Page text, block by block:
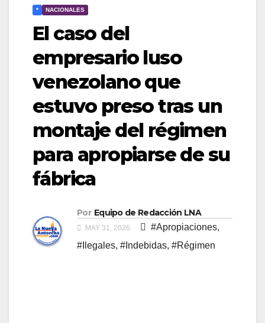
* NACIONALES
El caso del
empresario luso
venezolano que
estuvo preso tras un
montaje del régimen
para apropiarse de su
fábrica
Por Equipo de Redacción LNA
MAY 31, 2026 #Apropiaciones,
#Ilegales, #Indebidas, #Régimen